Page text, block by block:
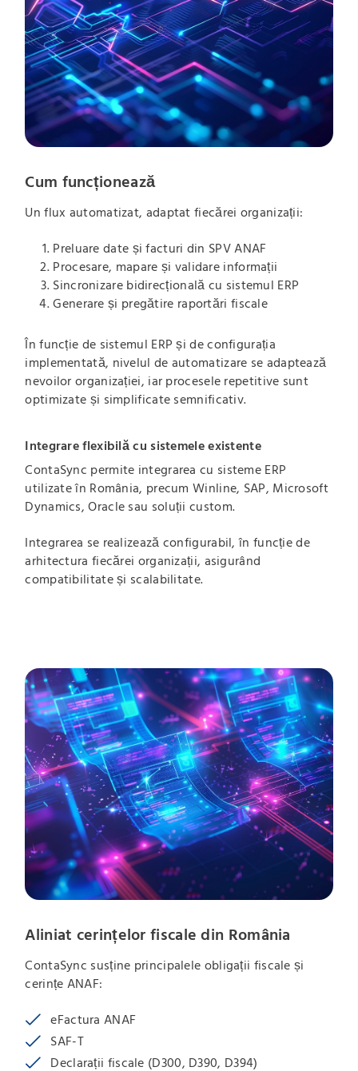
Cum funcționează
Un flux automatizat, adaptat fiecărei organizații:
Preluare date și facturi din SPV ANAF
Procesare, mapare și validare informații
Sincronizare bidirecțională cu sistemul ERP
Generare și pregătire raportări fiscale
În funcție de sistemul ERP și de configurația
implementată, nivelul de automatizare se adaptează
nevoilor organizației, iar procesele repetitive sunt
optimizate și simplificate semnificativ.
Integrare flexibilă cu sistemele existente
ContaSync permite integrarea cu sisteme ERP
utilizate în România, precum Winline, SAP, Microsoft
Dynamics, Oracle sau soluții custom.
Integrarea se realizează configurabil, în funcție de
arhitectura fiecărei organizații, asigurând
compatibilitate și scalabilitate.
Aliniat cerințelor fiscale din România
ContaSync susține principalele obligații fiscale și
cerințe ANAF:
eFactura ANAF
SAF-T
Declarații fiscale (D300, D390, D394)